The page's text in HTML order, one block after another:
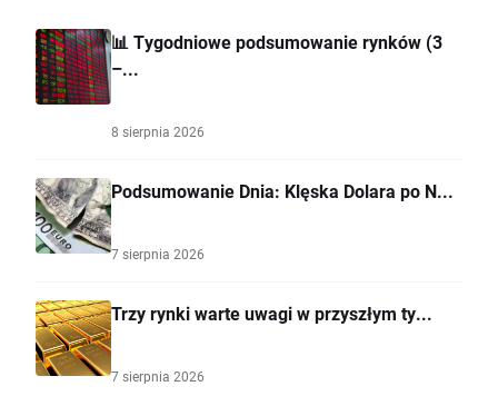
📊 Tygodniowe podsumowanie rynków (3
–...
8 sierpnia 2026
Podsumowanie Dnia: Klęska Dolara po N...
7 sierpnia 2026
Trzy rynki warte uwagi w przyszłym ty...
7 sierpnia 2026